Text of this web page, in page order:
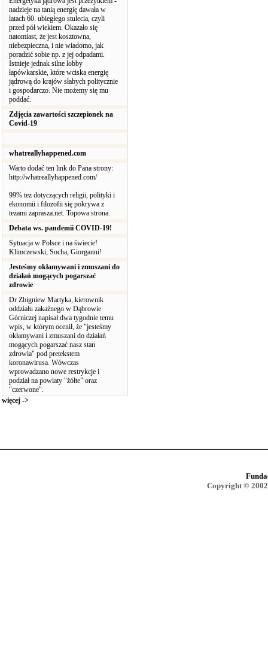
nadzieje na tanią energię dawała w
latach 60. ubiegłego stulecia, czyli
przed pół wiekiem. Okazało się
natomiast, że jest kosztowna,
niebezpieczna, i nie wiadomo, jak
poradzić sobie np. z jej odpadami.
Istnieje jednak silne lobby
łapówkarskie, które wciska energię
jądrową do krajów słabych politycznie
i gospodarczo. Nie możemy się mu
poddać.
Zdjęcia zawartości szczepionek na
Covid-19
whatreallyhappened.com
Warto dodać ten link do Pana strony:
http://whatreallyhappened.com/
99% tez dotyczących religii, polityki i
ekonomii i filozofii się pokrywa z
tezami zaprasza.net. Topowa strona.
Debata ws. pandemii COVID-19!
Sytuacja w Polsce i na świecie!
Klimczewski, Socha, Giorganni!
Jesteśmy okłamywani i zmuszani do
działań mogących pogarszać
zdrowie
Dr Zbigniew Martyka, kierownik
oddziału zakaźnego w Dąbrowie
Górniczej napisał dwa tygodnie temu
wpis, w którym ocenił, że "jesteśmy
okłamywani i zmuszani do działań
mogących pogarszać nasz stan
zdrowia" pod pretekstem
koronawirusa. Wówczas
wprowadzano nowe restrykcje i
podział na powiaty "żółte" oraz
"czerwone".
więcej ->
Copyright ©